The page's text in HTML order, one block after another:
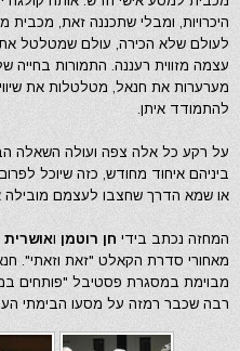
לעולם שלא הכירה, עולם שמטלטל
עצמה מזווית רעננה. התמורות בחייה
מערערות את חנאל, מטלטלות את
להתמודד איתן.
על רקע כל אלה צפה ועולה השאלה
ביניהם איחוד מחודש, כזה שיוכל
או שמא הדרך שחצבו לעצמם
המחזה נכתב בידי חן רוטמן ואושרית
מאחורי סדרת הקאלט "זאת וזאתי".
רבה שכבר רמזה על מסעו הבימתי